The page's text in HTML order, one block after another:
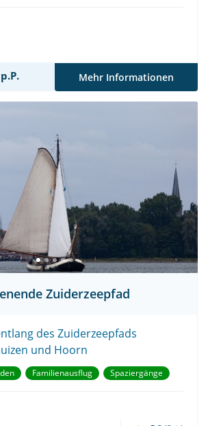
Mehr Informationen
Zuiderzeepfad
des Zuiderzeepfads
und Hoorn
Familienausflug Spaziergänge